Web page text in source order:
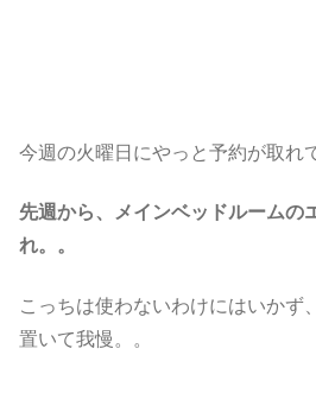
今週の火曜日にやっと予約が取れ
先週から、メインベッドルームの
れ。。
こっちは使わないわけにはいかず
置いて我慢。。